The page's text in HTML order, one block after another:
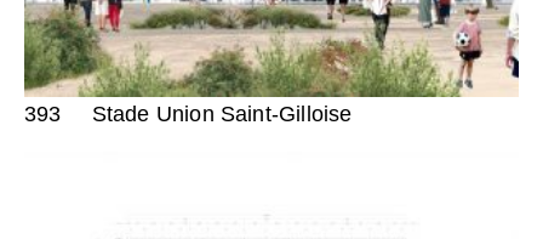
393 Stade Union Saint-Gilloise